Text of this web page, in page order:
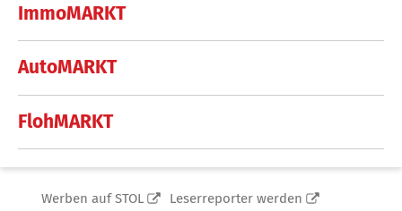
ImmoMARKT
AutoMARKT
FlohMARKT
Werben auf STOL
Leserreporter werden